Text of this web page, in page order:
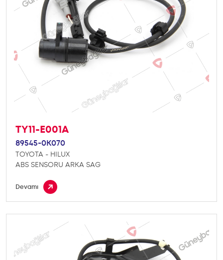
TY11-E001A
89545-0K070
TOYOTA - HILUX
ABS SENSORU ARKA SAG
Devamı